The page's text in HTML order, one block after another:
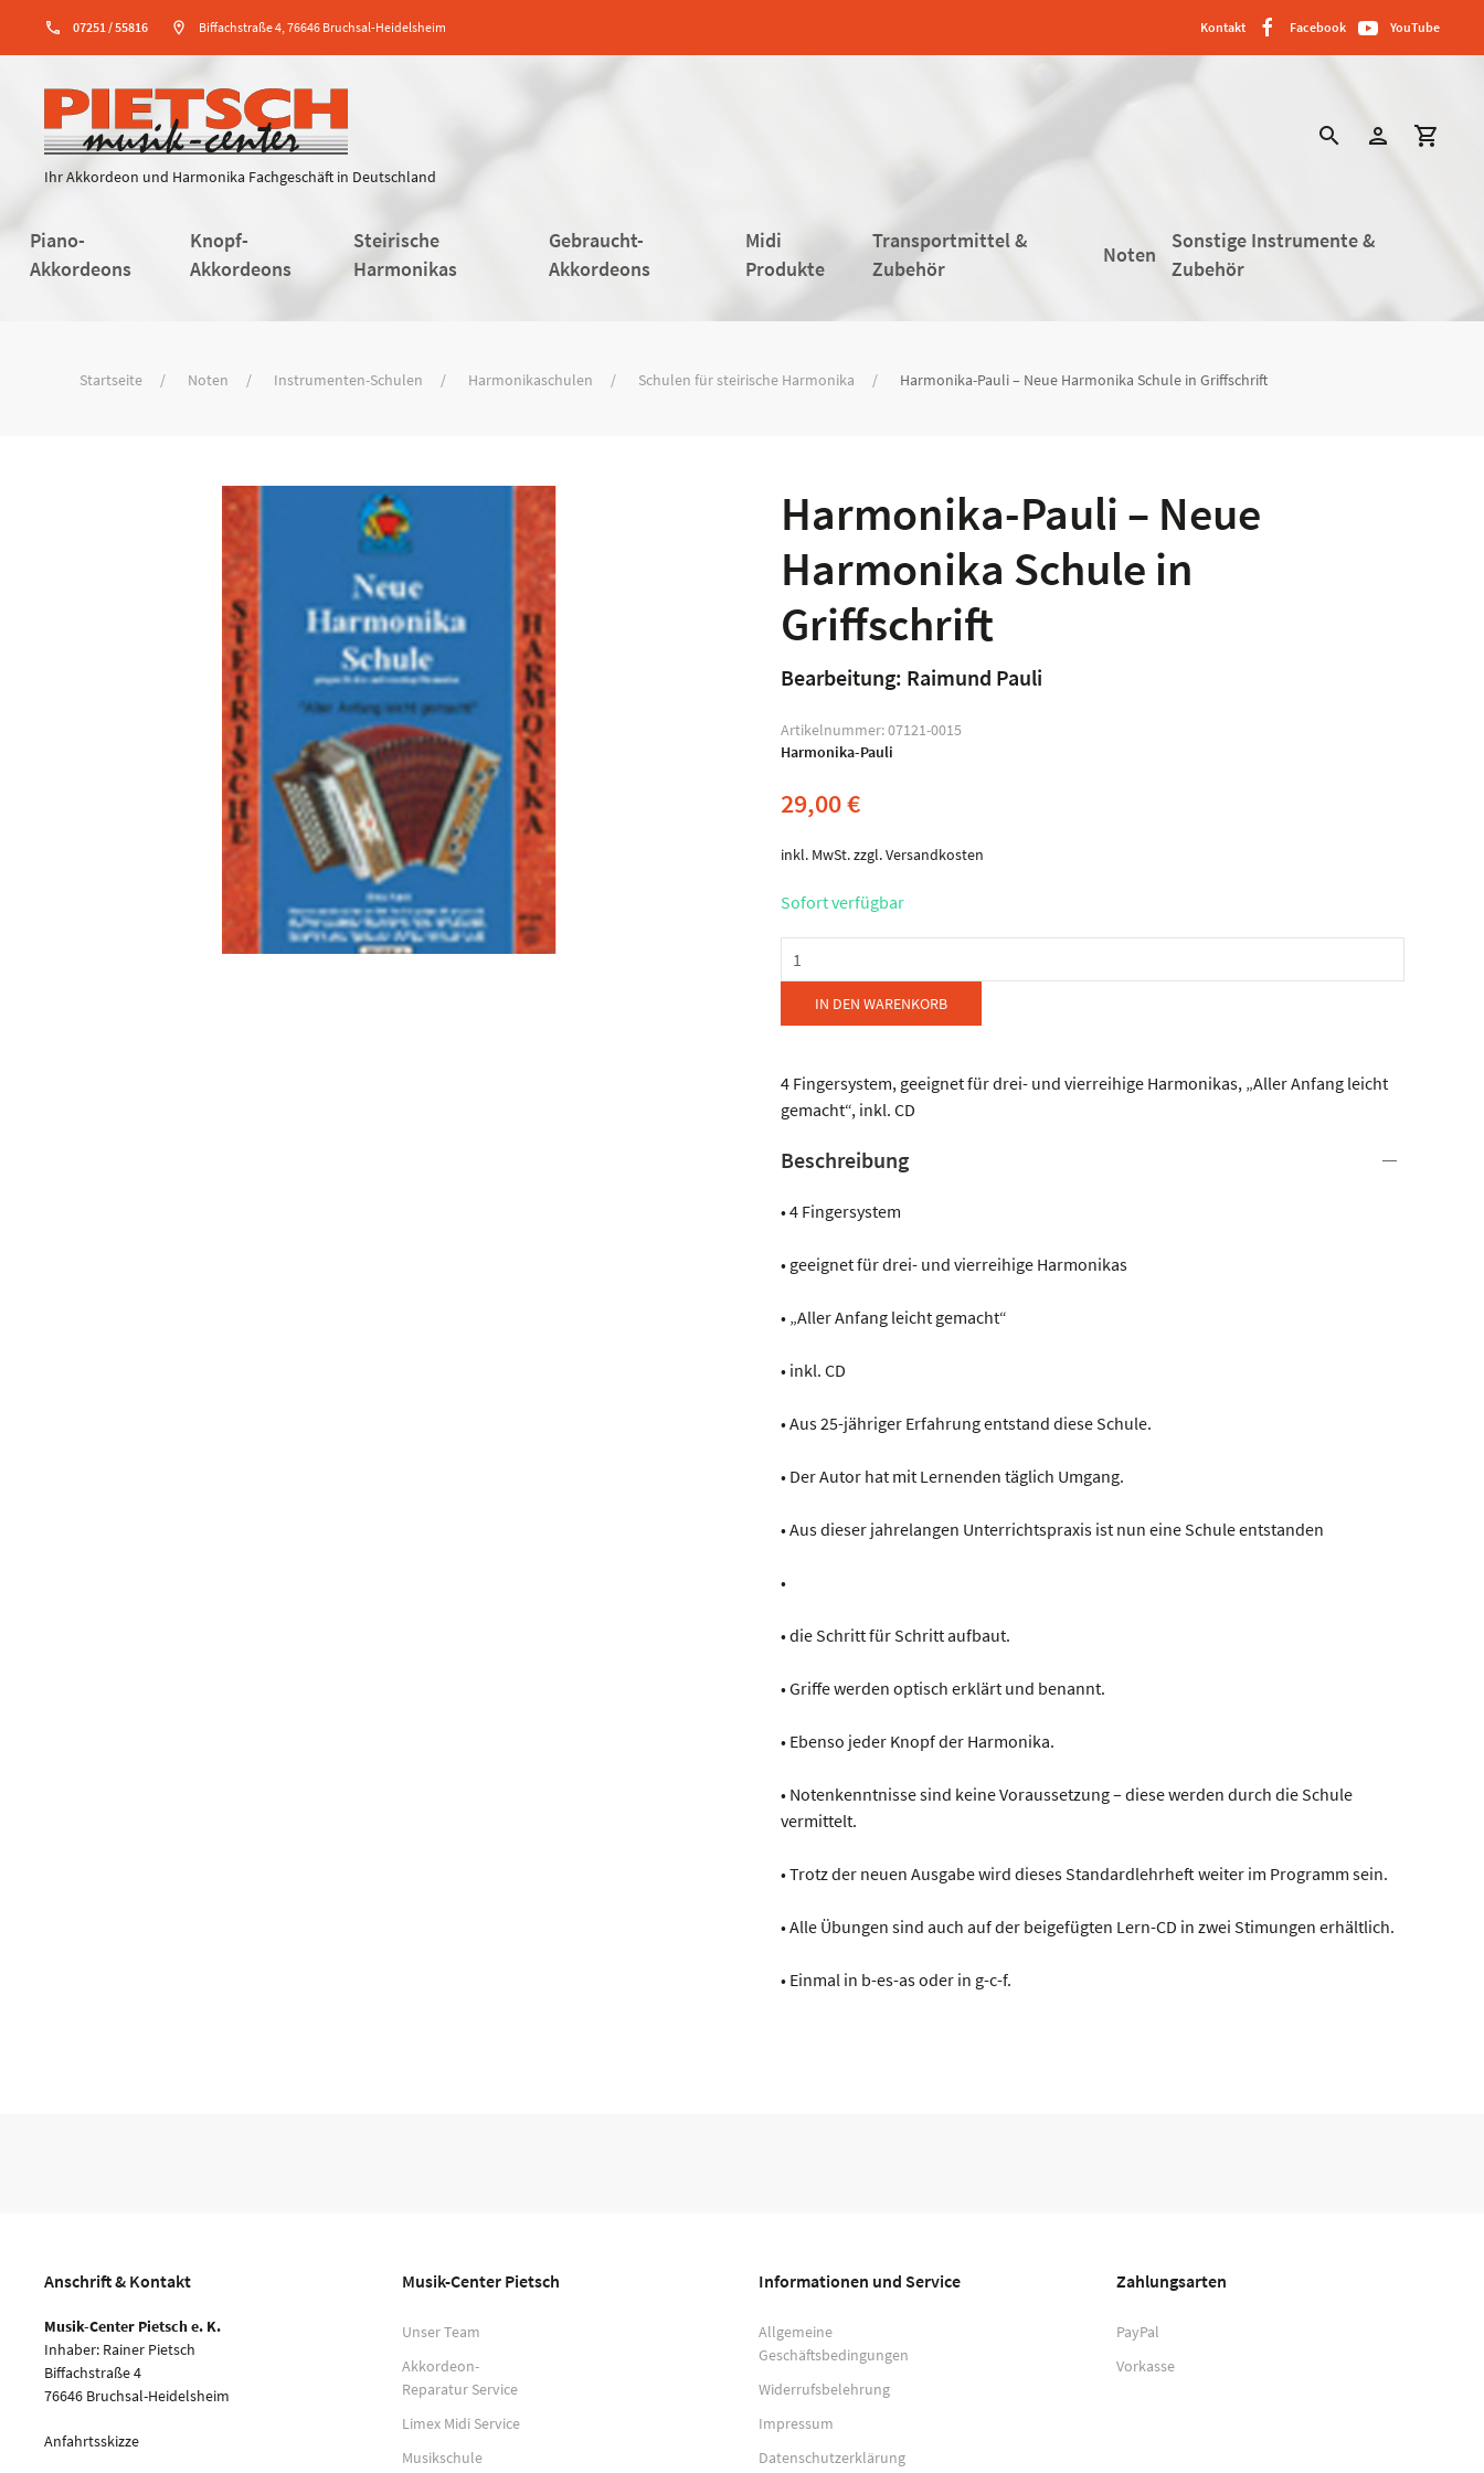
phone 07251 / 55816 location_on Biffachstraße 4, 76646 Bruchsal-Heidelsheim Kontakt Facebook YouTube
Ihr Akkordeon und Harmonika Fachgeschäft in Deutschland
search person shopping_cart
Piano-
Akkordeons
Knopf-
Akkordeons
Steirische
Harmonikas
Gebraucht-
Akkordeons
Midi
Produkte
Transportmittel &
Zubehör
Noten
Sonstige Instrumente &
Zubehör
Startseite Noten Instrumenten-Schulen Harmonikaschulen Schulen für steirische Harmonika Harmonika-Pauli – Neue Harmonika Schule in Griffschrift
Harmonika-Pauli – Neue
Harmonika Schule in
Griffschrift
Bearbeitung: Raimund Pauli
Artikelnummer:07121-0015
Harmonika-Pauli
29,00€
inkl. MwSt.zzgl.Versandkosten
Sofort verfügbar
Harmonika-
Pauli
Neue
Schule
in
Menge
IN DEN WARENKORB
4 Fingersystem, geeignet für drei- und vierreihige Harmonikas, „Aller Anfang leicht
gemacht“, inkl. CD
Beschreibung
• 4 Fingersystem
• geeignet für drei- und vierreihige Harmonikas
• „Aller Anfang leicht gemacht“
• inkl. CD
• Aus 25-jähriger Erfahrung entstand diese Schule.
• Der Autor hat mit Lernenden täglich Umgang.
• Aus dieser jahrelangen Unterrichtspraxis ist nun eine Schule entstanden
•
• die Schritt für Schritt aufbaut.
• Griffe werden optisch erklärt und benannt.
• Ebenso jeder Knopf der Harmonika.
• Notenkenntnisse sind keine Voraussetzung – diese werden durch die Schule
vermittelt.
• Trotz der neuen Ausgabe wird dieses Standardlehrheft weiter im Programm sein.
• Alle Übungen sind auch auf der beigefügten Lern-CD in zwei Stimungen erhältlich.
• Einmal in b-es-as oder in g-c-f.
Anschrift & Kontakt
Musik-Center Pietsch e. K.
Inhaber: Rainer Pietsch
Biffachstraße 4
76646 Bruchsal-Heidelsheim
Anfahrtsskizze
Musik-Center Pietsch
Unser Team
Akkordeon-
Reparatur Service
Limex Midi Service
Musikschule
Informationen und Service
Allgemeine
Geschäftsbedingungen
Widerrufsbelehrung
Impressum
Datenschutzerklärung
Zahlungsarten
PayPal
Vorkasse